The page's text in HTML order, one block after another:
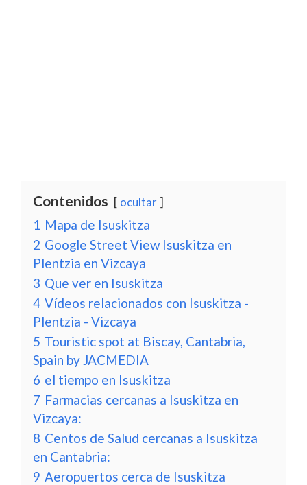
Contenidos ocultar
1 Mapa de Isuskitza
2 Google Street View Isuskitza en
Plentzia en Vizcaya
3 Que ver en Isuskitza
4 Vídeos relacionados con Isuskitza -
Plentzia - Vizcaya
5 Touristic spot at Biscay, Cantabria,
Spain by JACMEDIA
6 el tiempo en Isuskitza
7 Farmacias cercanas a Isuskitza en
Vizcaya:
8 Centos de Salud cercanas a Isuskitza
en Cantabria:
9 Aeropuertos cerca de Isuskitza